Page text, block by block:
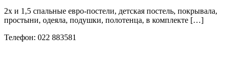
2х и 1,5 спальные евро-постели, детская постель, покрывала,
простыни, одеяла, подушки, полотенца, в комплекте […]
Телефон: 022 883581